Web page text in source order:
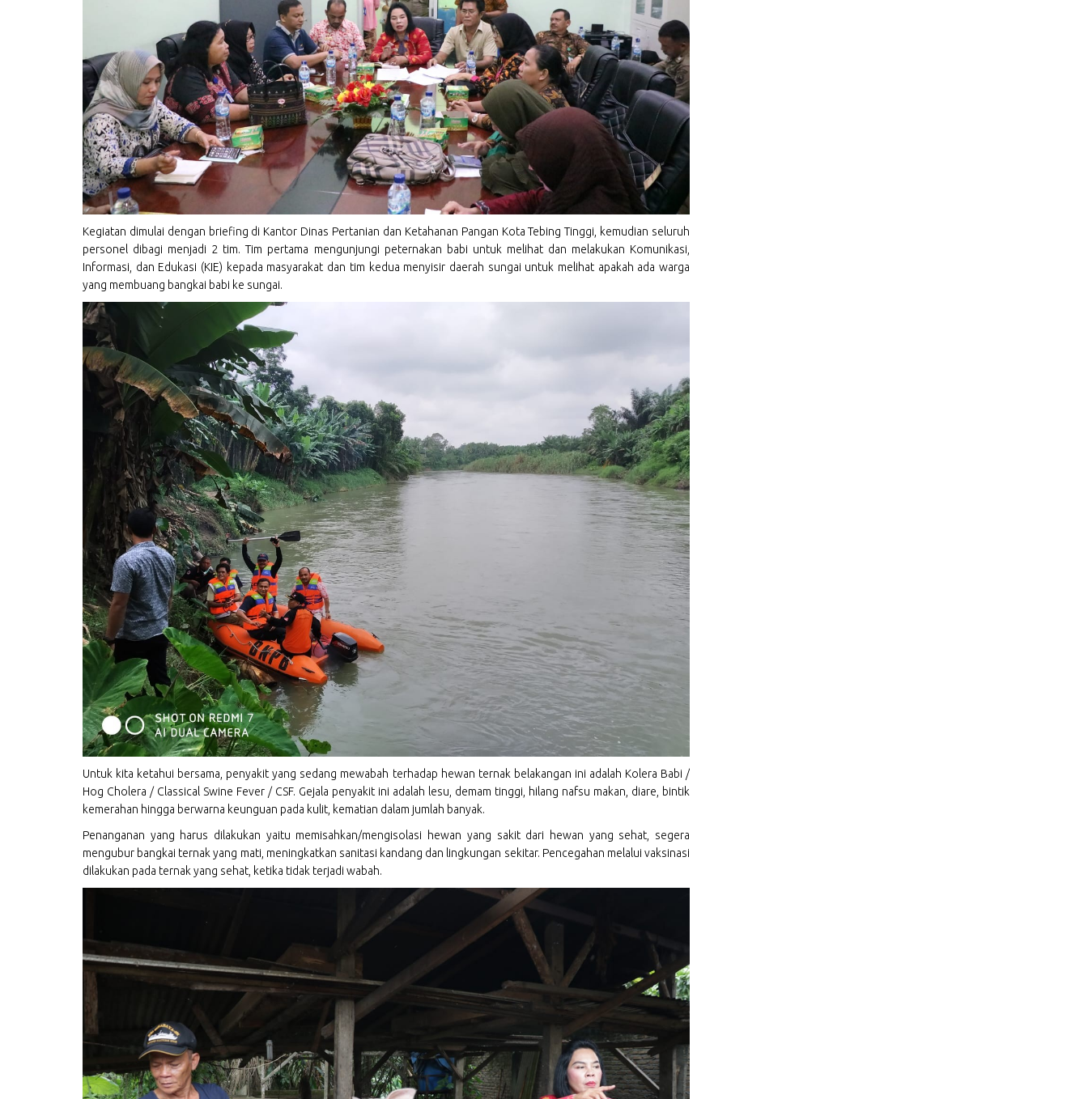
Kegiatan dimulai dengan briefing di Kantor Dinas Pertanian dan Ketahanan Pangan Kota Tebing Tinggi, kemudian seluruh
personel dibagi menjadi 2 tim. Tim pertama mengunjungi peternakan babi untuk melihat dan melakukan Komunikasi,
Informasi, dan Edukasi (KIE) kepada masyarakat dan tim kedua menyisir daerah sungai untuk melihat apakah ada warga
yang membuang bangkai babi ke sungai.
Untuk kita ketahui bersama, penyakit yang sedang mewabah terhadap hewan ternak belakangan ini adalah Kolera Babi /
Hog Cholera / Classical Swine Fever / CSF. Gejala penyakit ini adalah lesu, demam tinggi, hilang nafsu makan, diare, bintik
kemerahan hingga berwarna keunguan pada kulit, kematian dalam jumlah banyak.
Penanganan yang harus dilakukan yaitu memisahkan/mengisolasi hewan yang sakit dari hewan yang sehat, segera
mengubur bangkai ternak yang mati, meningkatkan sanitasi kandang dan lingkungan sekitar. Pencegahan melalui vaksinasi
dilakukan pada ternak yang sehat, ketika tidak terjadi wabah.